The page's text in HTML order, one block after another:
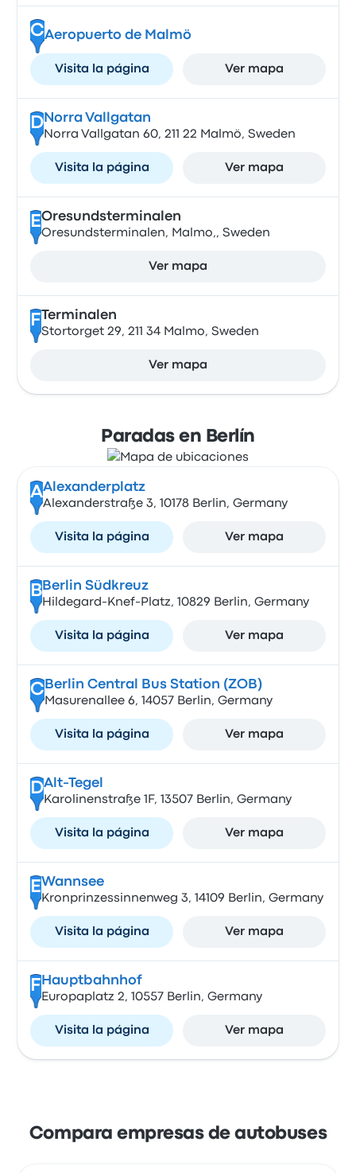
CAeropuerto de Malmö
Visita la página Ver mapa
DNorra Vallgatan
Norra Vallgatan 60, 211 22 Malmö, Sweden
Visita la página Ver mapa
EOresundsterminalen
Oresundsterminalen, Malmo,, Sweden
Ver mapa
F Terminalen
Stortorget 29, 211 34 Malmo, Sweden
Ver mapa
Paradas en Berlín
AAlexanderplatz
Alexanderstraße 3, 10178 Berlin, Germany
Visita la página Ver mapa
B Berlin Südkreuz
Hildegard-Knef-Platz, 10829 Berlin, Germany
Visita la página Ver mapa
CBerlin Central Bus Station (ZOB)
Masurenallee 6, 14057 Berlin, Germany
Visita la página Ver mapa
DAlt-Tegel
Karolinenstraße 1F, 13507 Berlin, Germany
Visita la página Ver mapa
EWannsee
Kronprinzessinnenweg 3, 14109 Berlin, Germany
Visita la página Ver mapa
F Hauptbahnhof
Europaplatz 2, 10557 Berlin, Germany
Visita la página Ver mapa
Compara empresas de autobuses